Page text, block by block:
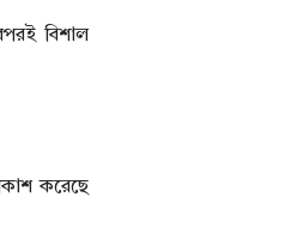
বিশাল
করেছে